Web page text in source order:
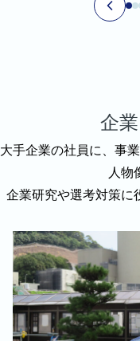
企
大手企業の社員に、事
人物
企業研究や選考対策に